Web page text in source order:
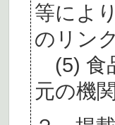
等によ
のリン
(5) 食
元の機